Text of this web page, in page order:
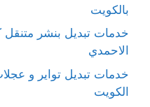
بالكويت
خدمات تبديل بنشر
الاحمدي
خدمات تبديل تواير و
الكويت